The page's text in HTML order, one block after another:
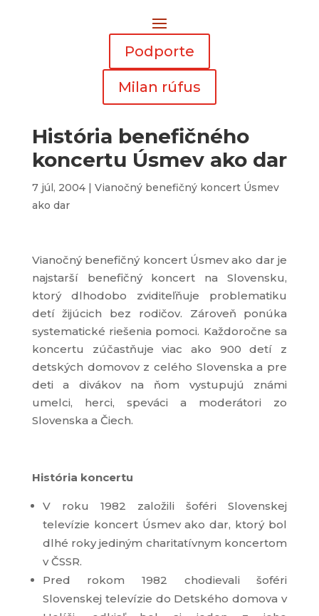
Podporte
Milan rúfus
História benefičného
koncertu Úsmev ako dar
7 júl, 2004| Vianočný benefičný koncert Úsmev
ako dar
Vianočný benefičný koncert Úsmev ako dar je
najstarší benefičný koncert na Slovensku,
ktorý dlhodobo zviditeľňuje problematiku
detí žijúcich bez rodičov. Zároveň ponúka
systematické riešenia pomoci. Každoročne sa
koncertu zúčastňuje viac ako 900 detí z
detských domovov z celého Slovenska a pre
deti a divákov na ňom vystupujú známi
umelci, herci, speváci a moderátori zo
Slovenska a Čiech.
História koncertu
V roku 1982 založili šoféri Slovenskej
televízie koncert Úsmev ako dar, ktorý bol
dlhé roky jediným charitatívnym koncertom
v ČSSR.
Pred rokom 1982 chodievali šoféri
Slovenskej televízie do Detského domova v